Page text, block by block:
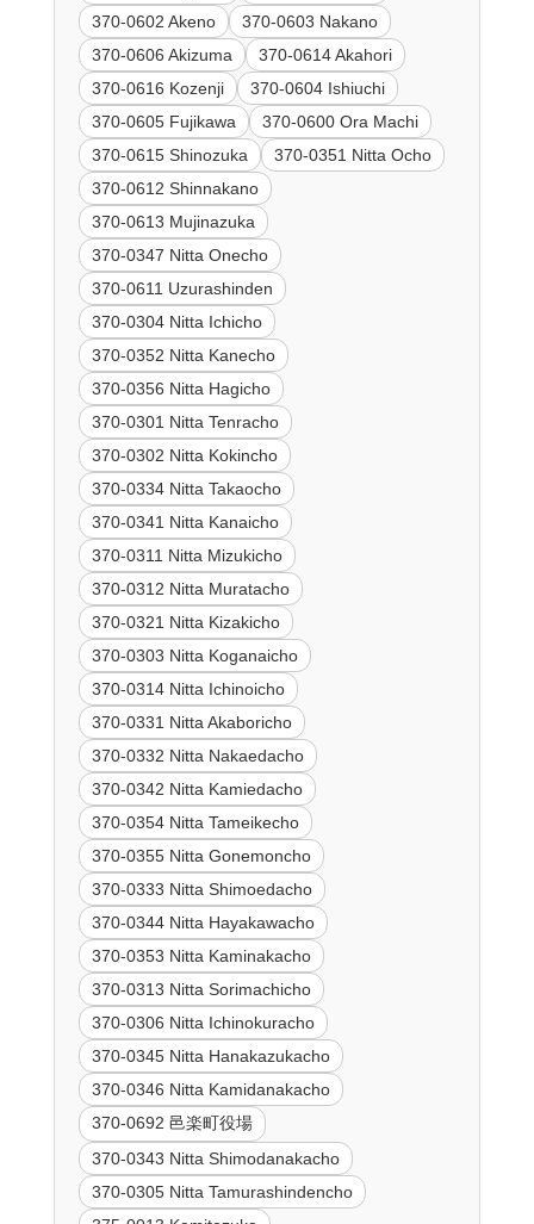
370-0602 Akeno
370-0603 Nakano
370-0606 Akizuma
370-0614 Akahori
370-0616 Kozenji
370-0604 Ishiuchi
370-0605 Fujikawa
370-0600 Ora Machi
370-0615 Shinozuka
370-0351 Nitta Ocho
370-0612 Shinnakano
370-0613 Mujinazuka
370-0347 Nitta Onecho
370-0611 Uzurashinden
370-0304 Nitta Ichicho
370-0352 Nitta Kanecho
370-0356 Nitta Hagicho
370-0301 Nitta Tenracho
370-0302 Nitta Kokincho
370-0334 Nitta Takaocho
370-0341 Nitta Kanaicho
370-0311 Nitta Mizukicho
370-0312 Nitta Muratacho
370-0321 Nitta Kizakicho
370-0303 Nitta Koganaicho
370-0314 Nitta Ichinoicho
370-0331 Nitta Akaboricho
370-0332 Nitta Nakaedacho
370-0342 Nitta Kamiedacho
370-0354 Nitta Tameikecho
370-0355 Nitta Gonemoncho
370-0333 Nitta Shimoedacho
370-0344 Nitta Hayakawacho
370-0353 Nitta Kaminakacho
370-0313 Nitta Sorimachicho
370-0306 Nitta Ichinokuracho
370-0345 Nitta Hanakazukacho
370-0346 Nitta Kamidanakacho
370-0692 邑楽町役場
370-0343 Nitta Shimodanakacho
370-0305 Nitta Tamurashindencho